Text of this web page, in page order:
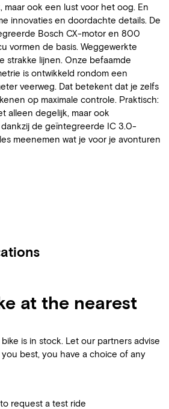
maar ook een lust voor het oog. En
innovaties en doordachte details. De
Bosch CX-motor en 800
vormen de basis. Weggewerkte
strakke lijnen. Onze befaamde
is ontwikkeld rondom een
veerweg. Dat betekent dat je zelfs
op maximale controle. Praktisch:
alleen degelijk, maar ook
de geïntegreerde IC 3.0-
meenemen wat je voor je avonturen
at the nearest
is in stock. Let our partners advise
best, you have a choice of any
request a test ride